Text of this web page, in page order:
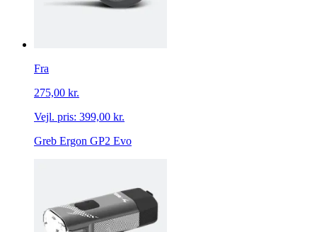
Fra
275,00 kr.
Vejl. pris: 399,00 kr.
Greb Ergon GP2 Evo